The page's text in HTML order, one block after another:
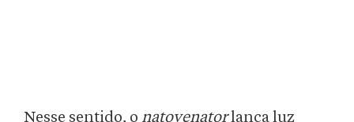
Nesse sentido, o natovenatorlança luz